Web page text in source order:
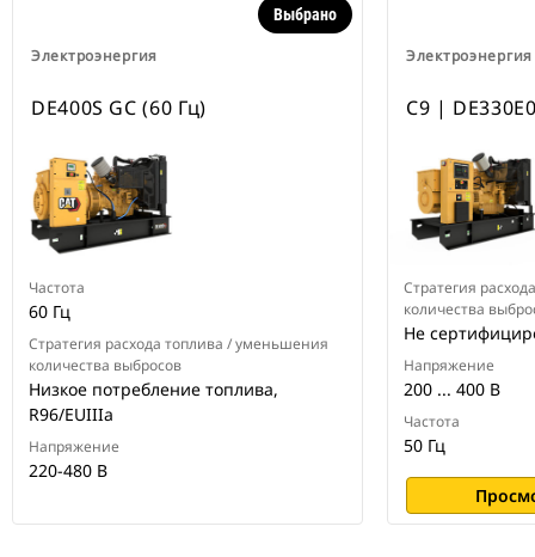
Электроэнергия
Выбрано
DE400S GC (60 Гц)
Частота
60 Гц
Стратегия расхода топлива / уменьшения
количества выбросов
Низкое потребление топлива,
R96/EUIIIa
Напряжение
220-480 В
Электроэнергия
C9 |
Стратегия
количества
Не
Напряжение
200 ... 400 В
Частота
50 Гц